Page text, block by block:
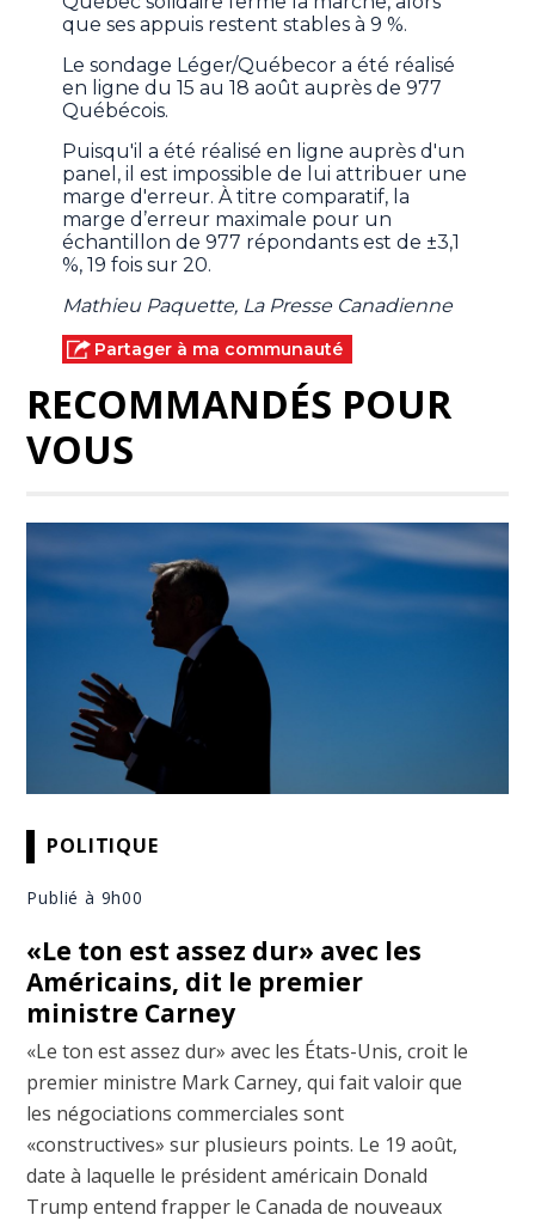
que ses appuis restent stables à 9 %.
Le sondage Léger/Québecor a été réalisé
en ligne du 15 au 18 août auprès de 977
Québécois.
Puisqu'il a été réalisé en ligne auprès d'un
panel, il est impossible de lui attribuer une
marge d'erreur. À titre comparatif, la
marge d’erreur maximale pour un
échantillon de 977 répondants est de ±3,1
%, 19 fois sur 20.
Mathieu Paquette, La Presse Canadienne
Partager à ma communauté
RECOMMANDÉS POUR
VOUS
POLITIQUE
Publié à 9h00
«Le ton est assez dur» avec les
Américains, dit le premier
ministre Carney
«Le ton est assez dur» avec les États-Unis, croit le
premier ministre Mark Carney, qui fait valoir que
les négociations commerciales sont
«constructives» sur plusieurs points. Le 19 août,
date à laquelle le président américain Donald
Trump entend frapper le Canada de nouveaux